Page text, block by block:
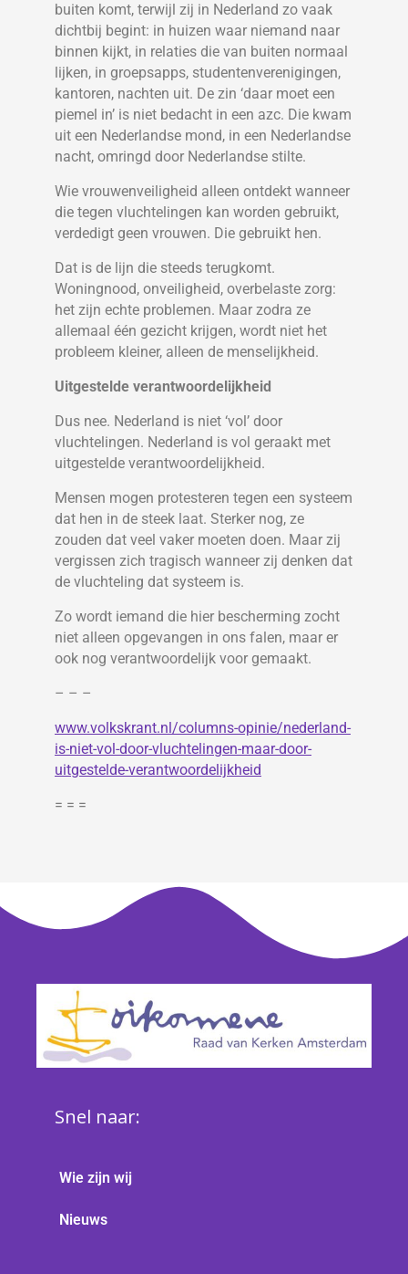
buiten komt, terwijl zij in Nederland zo vaak
dichtbij begint: in huizen waar niemand naar
binnen kijkt, in relaties die van buiten normaal
lijken, in groepsapps, studentenverenigingen,
kantoren, nachten uit. De zin ‘daar moet een
piemel in’ is niet bedacht in een azc. Die kwam
uit een Nederlandse mond, in een Nederlandse
nacht, omringd door Nederlandse stilte.
Wie vrouwenveiligheid alleen ontdekt wanneer
die tegen vluchtelingen kan worden gebruikt,
verdedigt geen vrouwen. Die gebruikt hen.
Dat is de lijn die steeds terugkomt.
Woningnood, onveiligheid, overbelaste zorg:
het zijn echte problemen. Maar zodra ze
allemaal één gezicht krijgen, wordt niet het
probleem kleiner, alleen de menselijkheid.
Uitgestelde verantwoordelijkheid
Dus nee. Nederland is niet ‘vol’ door
vluchtelingen. Nederland is vol geraakt met
uitgestelde verantwoordelijkheid.
Mensen mogen protesteren tegen een systeem
dat hen in de steek laat. Sterker nog, ze
zouden dat veel vaker moeten doen. Maar zij
vergissen zich tragisch wanneer zij denken dat
de vluchteling dat systeem is.
Zo wordt iemand die hier bescherming zocht
niet alleen opgevangen in ons falen, maar er
ook nog verantwoordelijk voor gemaakt.
– – –
www.volkskrant.nl/columns-opinie/nederland-
is-niet-vol-door-vluchtelingen-maar-door-
uitgestelde-verantwoordelijkheid
= = =
Snel naar:
Wie zijn wij
Nieuws